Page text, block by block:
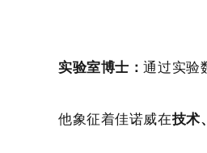
实验室博士：通过实验
他象征着佳诺威在技术